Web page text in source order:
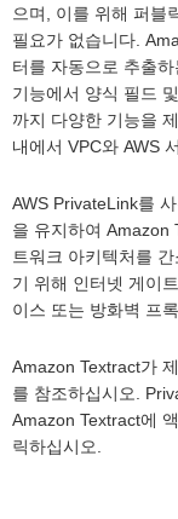
으며, 이를 위해 퍼블
필요가 없습니다.
터를 자동으로 추출
기능에서 양식 필드
까지 다양한 기능을
내에서 VPC와 AWS
AWS PrivateLink를
을 유지하여 Amazon
트워크 아키텍처를
기 위해 인터넷 게이
이스 또는 방화벽 프
Amazon Textract가
를 참조하십시오.
Amazon Textract에
릭하십시오.